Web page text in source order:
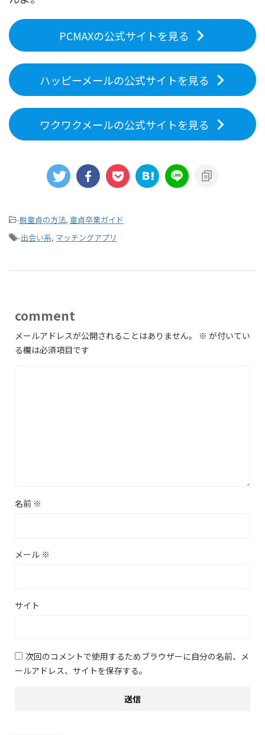
PCMAXの公式サイトを見る
ハッピーメールの公式サイトを見る
ワクワクメールの公式サイトを見る
-脱童貞の方法, 童貞卒業ガイド
-出会い系, マッチングアプリ
comment
メールアドレスが公開されることはありません。 ※ が付いてい
る欄は必須項目です
名前 ※
メール ※
サイト
次回のコメントで使用するためブラウザーに自分の名前、メ
ールアドレス、サイトを保存する。